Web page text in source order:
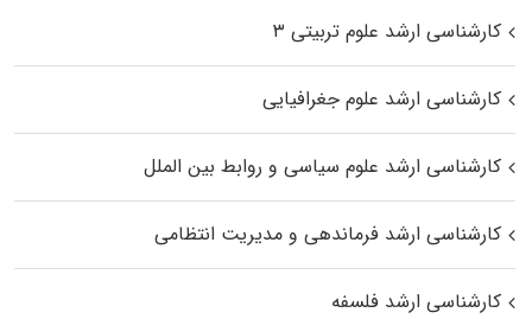
کارشناسی ارشد علوم تربیتی ۳
کارشناسی ارشد علوم جغرافیایی
کارشناسی ارشد علوم سیاسی و روابط بین الملل
کارشناسی ارشد فرماندهی و مدیریت انتظامی
کارشناسی ارشد فلسفه